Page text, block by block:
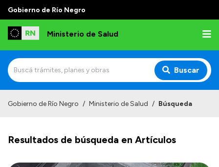
Gobierno de Río Negro
Ministerio de Salud
Buscar
Normativa y Funciones
Autoridades
Gobierno de Río Negro / Ministerio de Salud / Búsqueda
Resultados de búsqueda en Artículos